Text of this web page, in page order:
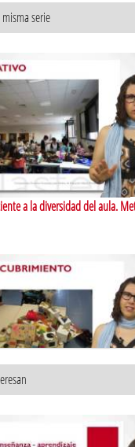
serie
a la diversidad del aula.
aprendizaje por